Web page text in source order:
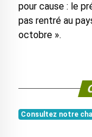
pour cause : le
pas rentré au
octobre ».
Consultez notre